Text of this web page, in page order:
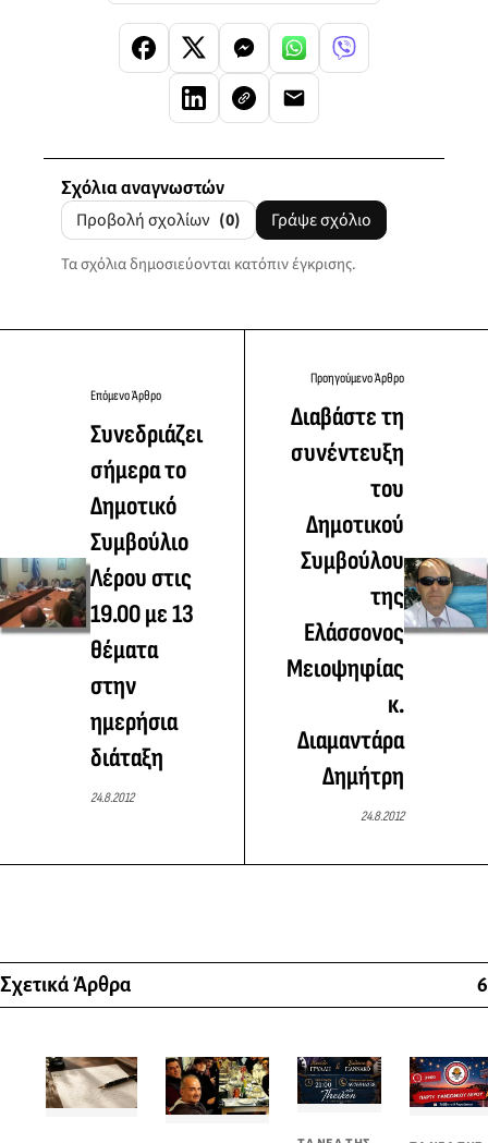
Σχόλια αναγνωστών
Προβολή σχολίων (0) Γράψε σχόλιο
Τα σχόλια δημοσιεύονται κατόπιν έγκρισης.
Επόμενο Άρθρο
Συνεδριάζει
σήμερα το
Δημοτικό
Συμβούλιο
Λέρου στις
19.00 με 13
θέματα
στην
ημερήσια
διάταξη
24.8.2012
Προηγούμενο Άρθρο
Διαβάστε τη
συνέντευξη
του
Δημοτικού
Συμβούλου
της
Ελάσσονος
Μειοψηφίας
κ.
Διαμαντάρα
Δημήτρη
24.8.2012
Σχετικά Άρθρα 6